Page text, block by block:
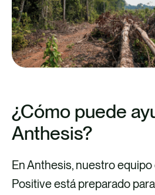
¿Cómo puede
Anthesis?
En Anthesis, nuestro
Positive está preparado